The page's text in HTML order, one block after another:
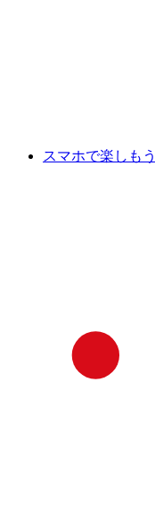
スマホで楽しもう